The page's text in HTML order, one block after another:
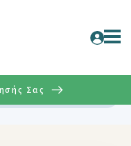
Σας